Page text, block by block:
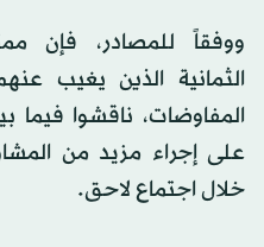
ووفقاً للمصادر، فإن
الثمانية الذين يغيب
المفاوضات، ناقشوا فيما
على إجراء مزيد من
خلال اجتماع لاحق.